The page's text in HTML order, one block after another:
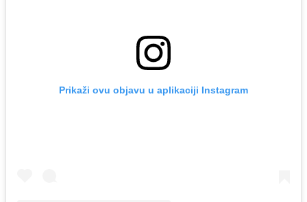
Prikaži ovu objavu u aplikaciji Instagram